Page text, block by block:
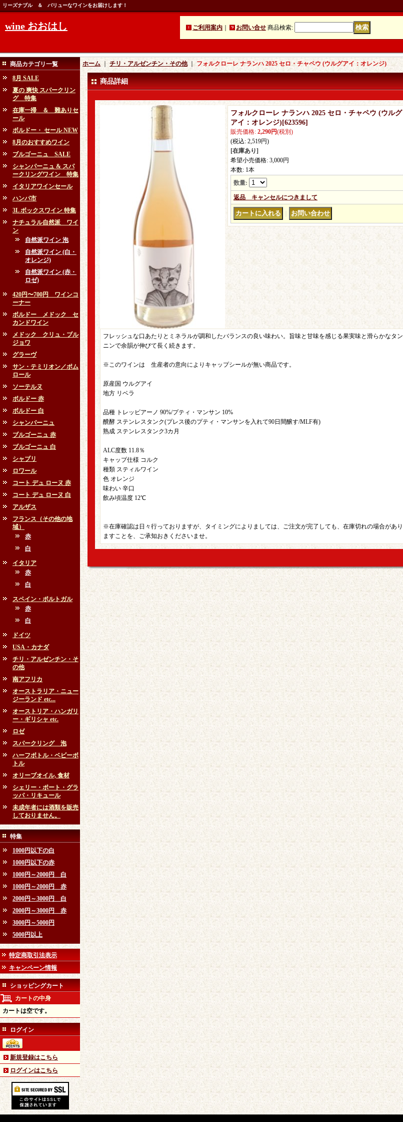
リーズナブル ＆ バリューなワインをお届けします！
wine おおはし ご利用案内 お問い合せ 商品検索:
商品カテゴリ一覧
8月 SALE
夏の 爽快 スパークリン
グ 特集
在庫一掃 ＆ 難ありセ
ール
ボルドー・ セール NEW
8月のおすすめワイン
ブルゴーニュ SALE
シャンパーニュ & スパ
ークリングワイン 特集
イタリアワインセール
ハンパ市
3L ボックスワイン 特集
ナチュラル自然派 ワイ
ン
自然派ワイン 泡
自然派ワイン (白・
オレンジ)
自然派ワイン (赤・
ロゼ)
420円〜700円 ワインコ
ーナー
ボルドー メドック セ
カンドワイン
メドック クリュ・ブル
ジョワ
グラーヴ
サン・テミリオン／ポム
ロール
ソーテルヌ
ボルドー 赤
ボルドー 白
シャンパーニュ
ブルゴーニュ 赤
ブルゴーニュ 白
シャブリ
ロワール
コート デュ ローヌ 赤
コート デュ ローヌ 白
アルザス
フランス（その他の地
域）
赤
白
イタリア
赤
白
スペイン・ポルトガル
赤
白
ドイツ
USA・カナダ
チリ・アルゼンチン・そ
の他
南アフリカ
オーストラリア・ニュー
ジーランド etc...
オーストリア・ハンガリ
ー・ギリシャ etc.
ロゼ
スパークリング 泡
ハーフボトル・ベビーボ
トル
オリーブオイル, 食材
シェリー・ポート・グラ
ッパ・リキュール
未成年者には酒類を販売
しておりません。
特集
1000円以下の白
1000円以下の赤
1000円～2000円 白
1000円～2000円 赤
2000円～3000円 白
2000円～3000円 赤
3000円～5000円
5000円以上
特定商取引法表示
キャンペーン情報
ショッピングカート
カートの中身
カートは空です。
ログイン
新規登録はこちら
ログインはこちら
ホーム チリ・アルゼンチン・その他｜ フォルクローレ ナランハ 2025 セロ・チャペウ (ウルグアイ：オレンジ)
商品詳細
フォルクローレ ナランハ 2025 セロ・チャペウ (ウルグ
アイ：オレンジ) [623596]
販売価格: 2,290円(税別)
(税込: 2,519円)
[在庫あり]
希望小売価格: 3,000円
本数: 1本
数量:
返品 キャンセルにつきまして
フレッシュな口あたりとミネラルが調和したバランスの良い味わい。旨味と甘味を感じる果実味と滑らかなタン
ニンで余韻が伸びて長く続きます。
※このワインは 生産者の意向によりキャップシールが無い商品です。
原産国 ウルグアイ
地方 リベラ
品種 トレッビアーノ 90%/プティ・マンサン 10%
醗酵 ステンレスタンク(プレス後のプティ・マンサンを入れて90日間醸す/MLF有)
熟成 ステンレスタンク3カ月
ALC度数 11.8％
キャップ仕様 コルク
種類 スティルワイン
色 オレンジ
味わい 辛口
飲み頃温度 12℃
※在庫確認は日々行っておりますが、タイミングによりましては、ご注文が完了しても、在庫切れの場合があり
ますことを、ご承知おきくださいませ。